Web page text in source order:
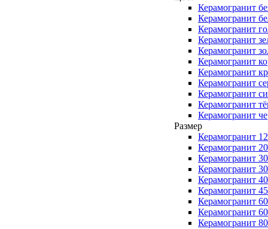
Керамогранит
Керамогранит
Керамогранит
Керамогранит
Керамогранит
Керамогранит
Керамогранит
Керамогранит
Керамогранит
Керамогранит
Керамогранит
Размер
Керамогранит
Керамогранит
Керамогранит
Керамогранит
Керамогранит
Керамогранит
Керамогранит
Керамогранит
Керамогранит